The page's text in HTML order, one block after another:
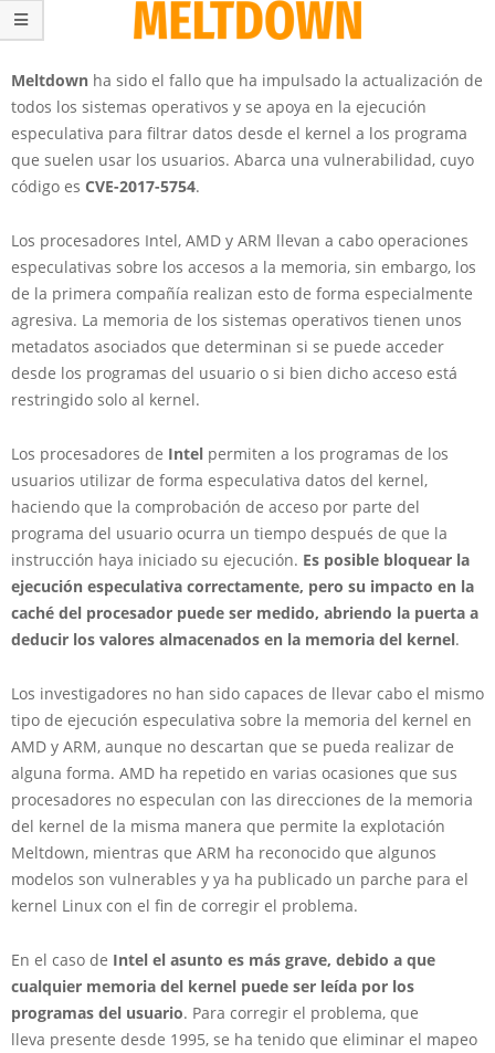
Meltdown ha sido el fallo que ha impulsado la actualización de
todos los sistemas operativos y se apoya en la ejecución
especulativa para filtrar datos desde el kernel a los programa
que suelen usar los usuarios. Abarca una vulnerabilidad, cuyo
código es CVE-2017-5754.
Los procesadores Intel, AMD y ARM llevan a cabo operaciones
especulativas sobre los accesos a la memoria, sin embargo, los
de la primera compañía realizan esto de forma especialmente
agresiva. La memoria de los sistemas operativos tienen unos
metadatos asociados que determinan si se puede acceder
desde los programas del usuario o si bien dicho acceso está
restringido solo al kernel.
Los procesadores de Intel permiten a los programas de los
usuarios utilizar de forma especulativa datos del kernel,
haciendo que la comprobación de acceso por parte del
programa del usuario ocurra un tiempo después de que la
instrucción haya iniciado su ejecución. Es posible bloquear la
ejecución especulativa correctamente, pero su impacto en la
caché del procesador puede ser medido, abriendo la puerta a
deducir los valores almacenados en la memoria del kernel.
Los investigadores no han sido capaces de llevar cabo el mismo
tipo de ejecución especulativa sobre la memoria del kernel en
AMD y ARM, aunque no descartan que se pueda realizar de
alguna forma. AMD ha repetido en varias ocasiones que sus
procesadores no especulan con las direcciones de la memoria
del kernel de la misma manera que permite la explotación
Meltdown, mientras que ARM ha reconocido que algunos
modelos son vulnerables y ya ha publicado un parche para el
kernel Linux con el fin de corregir el problema.
En el caso de Intel el asunto es más grave, debido a que
cualquier memoria del kernel puede ser leída por los
programas del usuario. Para corregir el problema, que
lleva presente desde 1995, se ha tenido que eliminar el mapeo